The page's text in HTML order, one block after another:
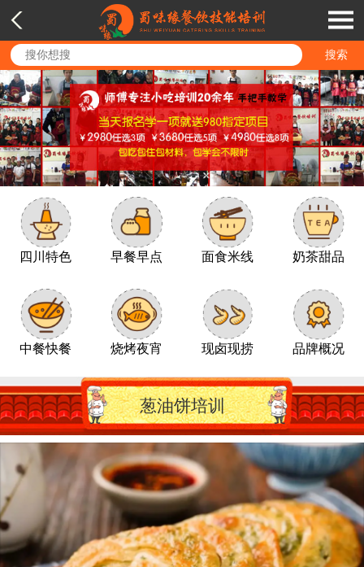
四川特色 早餐早点 面食米线 奶茶甜品
中餐快餐 烧烤夜宵 现卤现捞 品牌概况
葱油饼培训